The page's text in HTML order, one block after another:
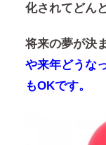
化されてどん
将来の夢が決
や来年どうな
もOKです。